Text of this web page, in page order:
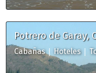
Potrero de Garay,
Cabañas| Hoteles|